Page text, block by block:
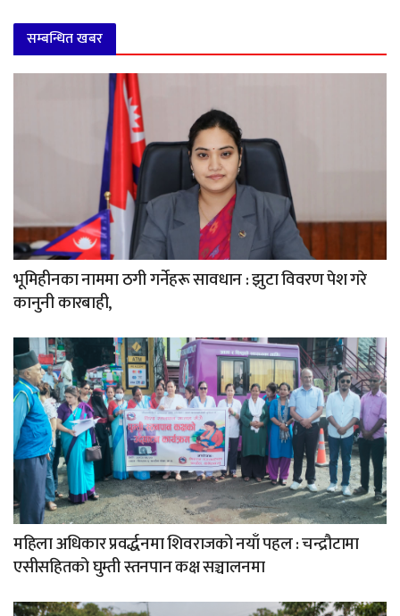
सम्बन्धित खबर
भूमिहीनका नाममा ठगी गर्नेहरू सावधान : झुटा विवरण पेश गरे
कानुनी कारबाही,
महिला अधिकार प्रवर्द्धनमा शिवराजको नयाँ पहल : चन्द्रौटामा
एसीसहितको घुम्ती स्तनपान कक्ष सञ्चालनमा